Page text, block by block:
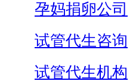
孕妈捐卵公司
试管代生咨询
试管代生机构